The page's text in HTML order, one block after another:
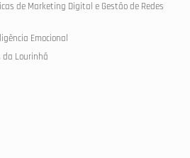
de Marketing Digital e Gestão de Redes
Emocional
da Lourinhã